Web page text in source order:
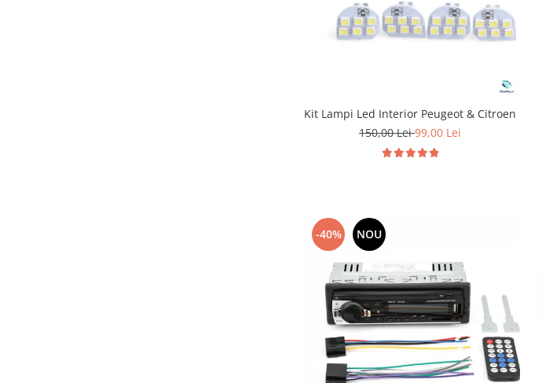
Kit Lampi Led Interior Peugeot & Citroen
150,00 Lei99,00 Lei
-40% NOU